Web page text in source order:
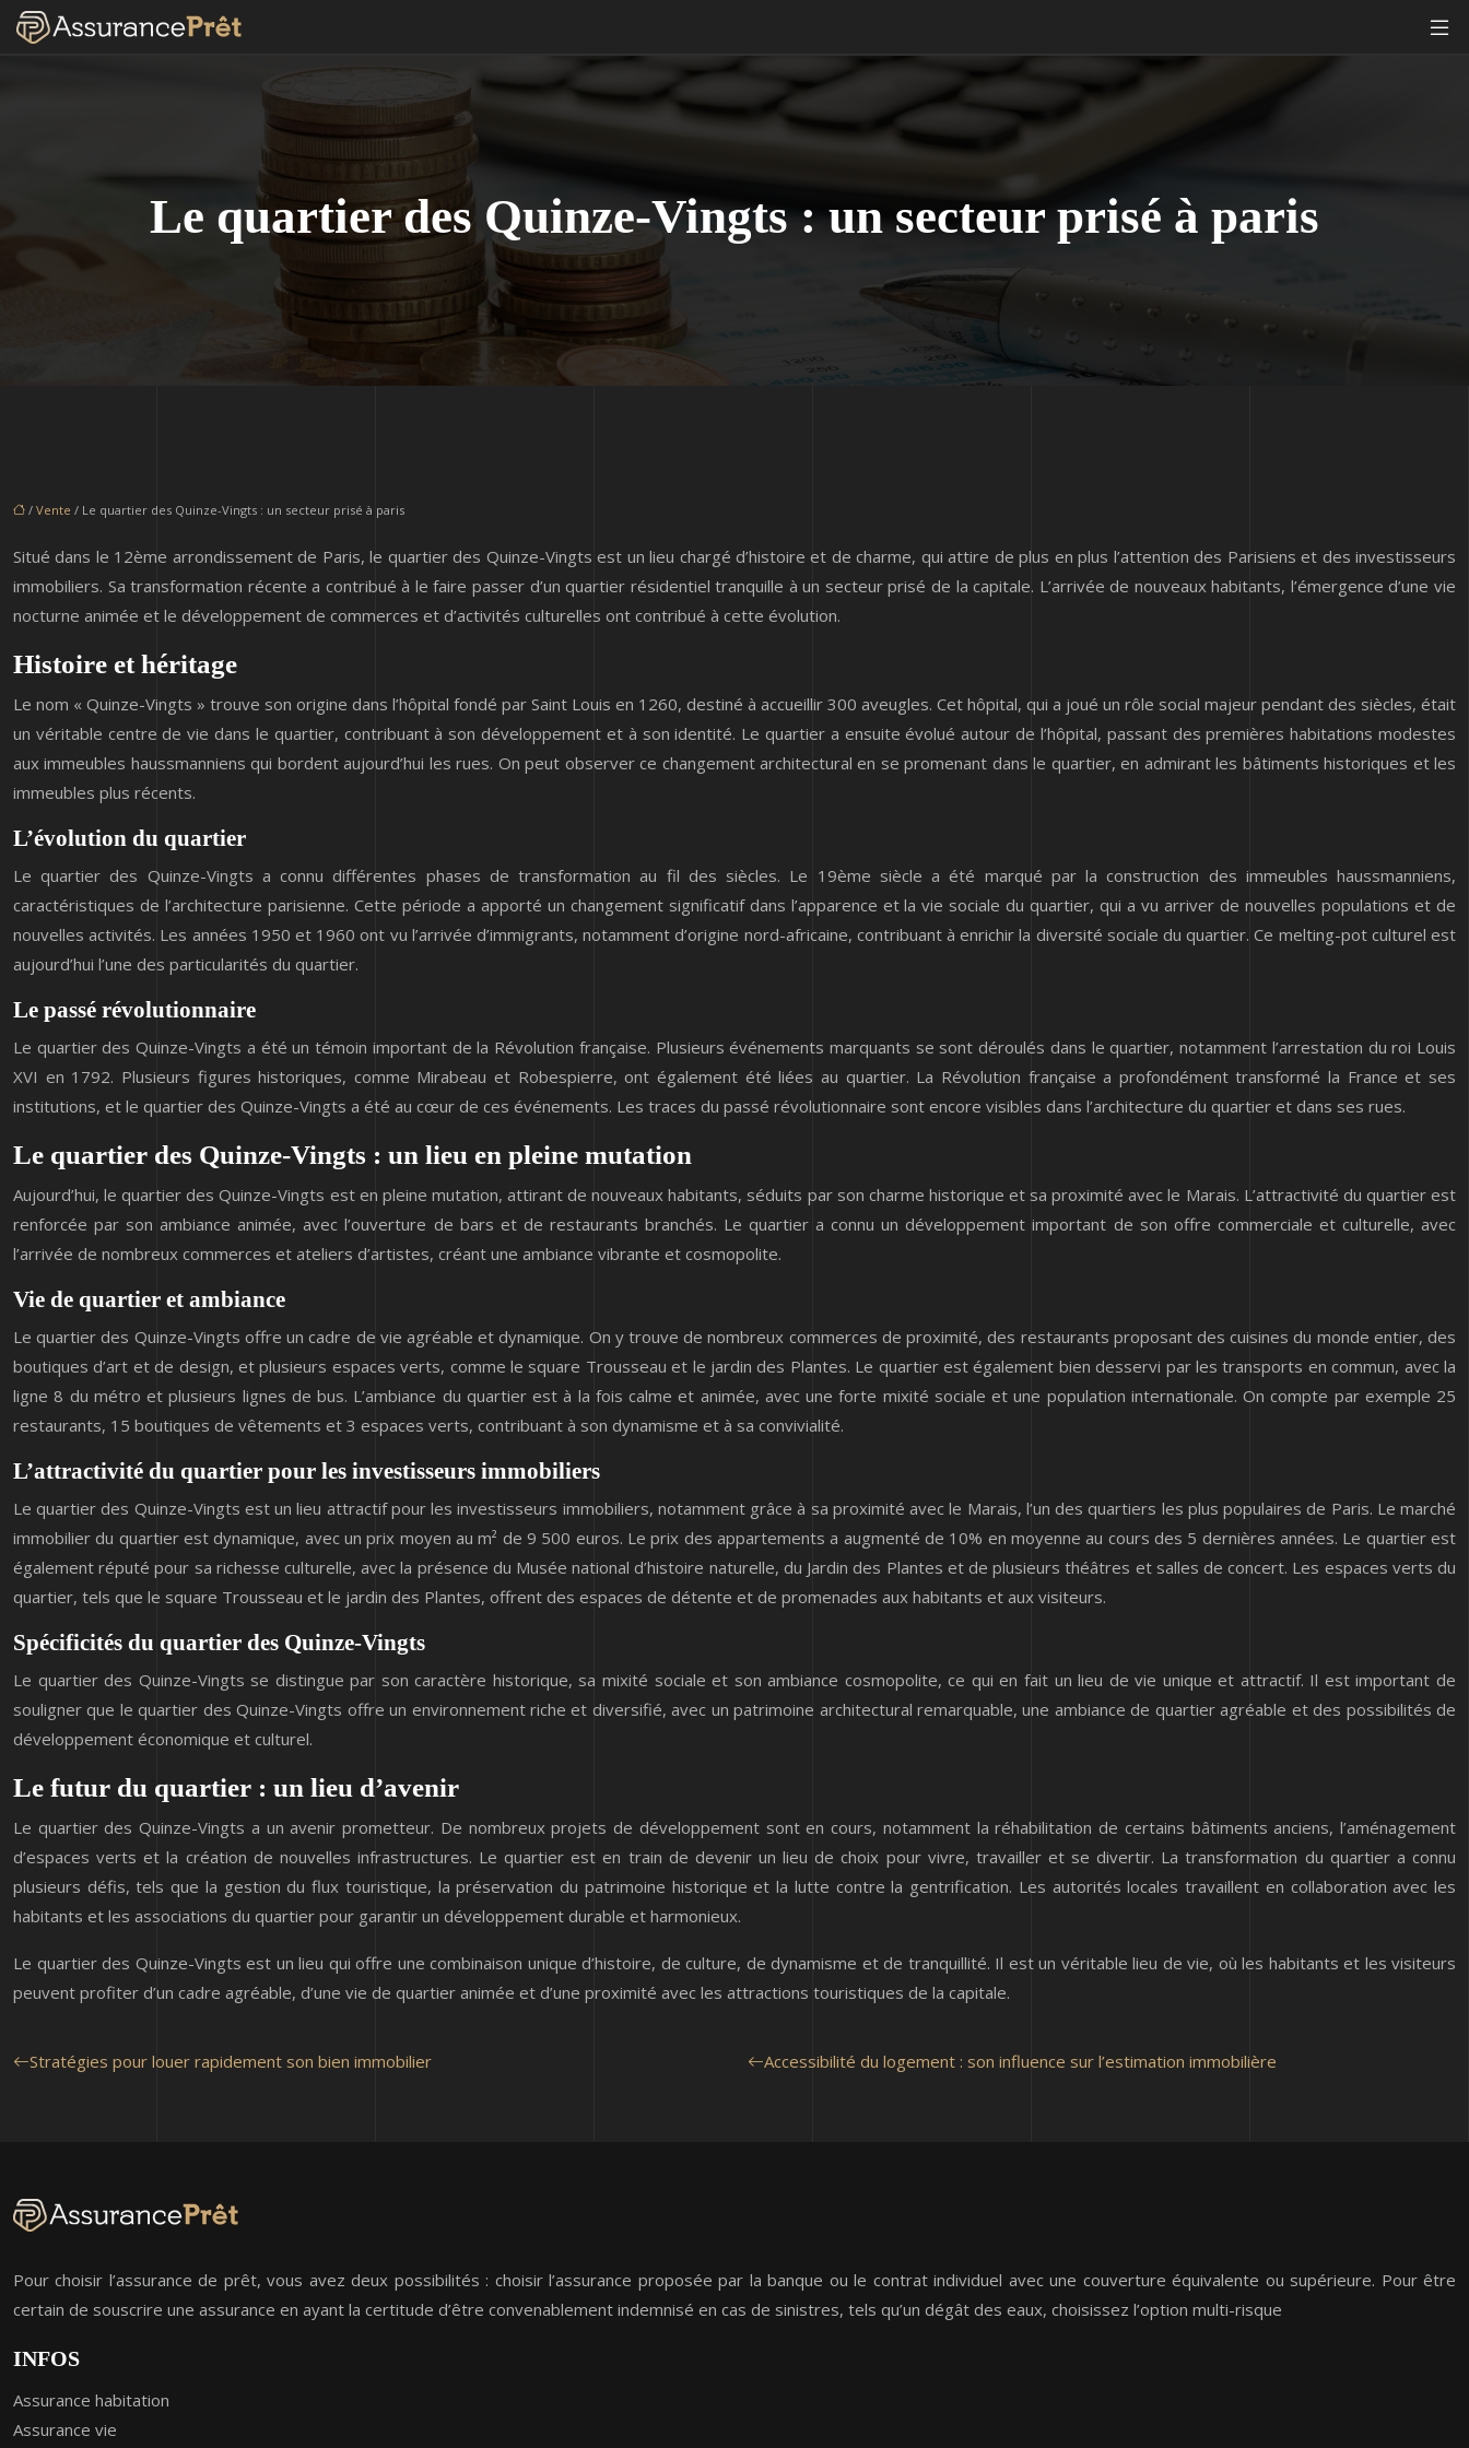
Le quartier des Quinze-Vingts : un secteur prisé à paris
/ Vente / Le quartier des Quinze-Vingts : un secteur prisé à paris
Situé dans le 12ème arrondissement de Paris, le quartier des Quinze-Vingts est un lieu chargé d’histoire et de charme, qui attire de plus en plus l’attention des Parisiens et des investisseurs
immobiliers. Sa transformation récente a contribué à le faire passer d’un quartier résidentiel tranquille à un secteur prisé de la capitale. L’arrivée de nouveaux habitants, l’émergence d’une vie
nocturne animée et le développement de commerces et d’activités culturelles ont contribué à cette évolution.
Histoire et héritage
Le nom « Quinze-Vingts » trouve son origine dans l’hôpital fondé par Saint Louis en 1260, destiné à accueillir 300 aveugles. Cet hôpital, qui a joué un rôle social majeur pendant des siècles, était
un véritable centre de vie dans le quartier, contribuant à son développement et à son identité. Le quartier a ensuite évolué autour de l’hôpital, passant des premières habitations modestes
aux immeubles haussmanniens qui bordent aujourd’hui les rues. On peut observer ce changement architectural en se promenant dans le quartier, en admirant les bâtiments historiques et les
immeubles plus récents.
L’évolution du quartier
Le quartier des Quinze-Vingts a connu différentes phases de transformation au fil des siècles. Le 19ème siècle a été marqué par la construction des immeubles haussmanniens,
caractéristiques de l’architecture parisienne. Cette période a apporté un changement significatif dans l’apparence et la vie sociale du quartier, qui a vu arriver de nouvelles populations et de
nouvelles activités. Les années 1950 et 1960 ont vu l’arrivée d’immigrants, notamment d’origine nord-africaine, contribuant à enrichir la diversité sociale du quartier. Ce melting-pot culturel est
aujourd’hui l’une des particularités du quartier.
Le passé révolutionnaire
Le quartier des Quinze-Vingts a été un témoin important de la Révolution française. Plusieurs événements marquants se sont déroulés dans le quartier, notamment l’arrestation du roi Louis
XVI en 1792. Plusieurs figures historiques, comme Mirabeau et Robespierre, ont également été liées au quartier. La Révolution française a profondément transformé la France et ses
institutions, et le quartier des Quinze-Vingts a été au cœur de ces événements. Les traces du passé révolutionnaire sont encore visibles dans l’architecture du quartier et dans ses rues.
Le quartier des Quinze-Vingts : un lieu en pleine mutation
Aujourd’hui, le quartier des Quinze-Vingts est en pleine mutation, attirant de nouveaux habitants, séduits par son charme historique et sa proximité avec le Marais. L’attractivité du quartier est
renforcée par son ambiance animée, avec l’ouverture de bars et de restaurants branchés. Le quartier a connu un développement important de son offre commerciale et culturelle, avec
l’arrivée de nombreux commerces et ateliers d’artistes, créant une ambiance vibrante et cosmopolite.
Vie de quartier et ambiance
Le quartier des Quinze-Vingts offre un cadre de vie agréable et dynamique. On y trouve de nombreux commerces de proximité, des restaurants proposant des cuisines du monde entier, des
boutiques d’art et de design, et plusieurs espaces verts, comme le square Trousseau et le jardin des Plantes. Le quartier est également bien desservi par les transports en commun, avec la
ligne 8 du métro et plusieurs lignes de bus. L’ambiance du quartier est à la fois calme et animée, avec une forte mixité sociale et une population internationale. On compte par exemple 25
restaurants, 15 boutiques de vêtements et 3 espaces verts, contribuant à son dynamisme et à sa convivialité.
L’attractivité du quartier pour les investisseurs immobiliers
Le quartier des Quinze-Vingts est un lieu attractif pour les investisseurs immobiliers, notamment grâce à sa proximité avec le Marais, l’un des quartiers les plus populaires de Paris. Le marché
immobilier du quartier est dynamique, avec un prix moyen au m² de 9 500 euros. Le prix des appartements a augmenté de 10% en moyenne au cours des 5 dernières années. Le quartier est
également réputé pour sa richesse culturelle, avec la présence du Musée national d’histoire naturelle, du Jardin des Plantes et de plusieurs théâtres et salles de concert. Les espaces verts du
quartier, tels que le square Trousseau et le jardin des Plantes, offrent des espaces de détente et de promenades aux habitants et aux visiteurs.
Spécificités du quartier des Quinze-Vingts
Le quartier des Quinze-Vingts se distingue par son caractère historique, sa mixité sociale et son ambiance cosmopolite, ce qui en fait un lieu de vie unique et attractif. Il est important de
souligner que le quartier des Quinze-Vingts offre un environnement riche et diversifié, avec un patrimoine architectural remarquable, une ambiance de quartier agréable et des possibilités de
développement économique et culturel.
Le futur du quartier : un lieu d’avenir
Le quartier des Quinze-Vingts a un avenir prometteur. De nombreux projets de développement sont en cours, notamment la réhabilitation de certains bâtiments anciens, l’aménagement
d’espaces verts et la création de nouvelles infrastructures. Le quartier est en train de devenir un lieu de choix pour vivre, travailler et se divertir. La transformation du quartier a connu
plusieurs défis, tels que la gestion du flux touristique, la préservation du patrimoine historique et la lutte contre la gentrification. Les autorités locales travaillent en collaboration avec les
habitants et les associations du quartier pour garantir un développement durable et harmonieux.
Le quartier des Quinze-Vingts est un lieu qui offre une combinaison unique d’histoire, de culture, de dynamisme et de tranquillité. Il est un véritable lieu de vie, où les habitants et les visiteurs
peuvent profiter d’un cadre agréable, d’une vie de quartier animée et d’une proximité avec les attractions touristiques de la capitale.
Stratégies pour louer rapidement son bien immobilier Accessibilité du logement : son influence sur l’estimation immobilière
Pour choisir l’assurance de prêt, vous avez deux possibilités : choisir l’assurance proposée par la banque ou le contrat individuel avec une couverture équivalente ou supérieure. Pour être
certain de souscrire une assurance en ayant la certitude d’être convenablement indemnisé en cas de sinistres, tels qu’un dégât des eaux, choisissez l’option multi-risque
INFOS
Assurance habitation
Assurance vie